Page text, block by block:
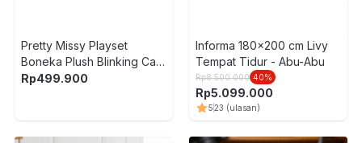
Pretty Missy Playset
Boneka Plush Blinking Cat
- Mix
Rp499.900
Informa 180x200 cm Livy
Tempat Tidur - Abu-Abu
Rp8.500.000 40%
Rp5.099.000
523 (ulasan)